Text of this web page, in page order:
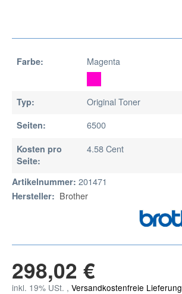
Farbe: Magenta
Typ: Original Toner
Seiten: 6500
Kosten pro
Seite:
4.58 Cent
Artikelnummer: 201471
Hersteller: Brother
298,02 €
inkl. 19% USt. , Versandkostenfreie Lieferung